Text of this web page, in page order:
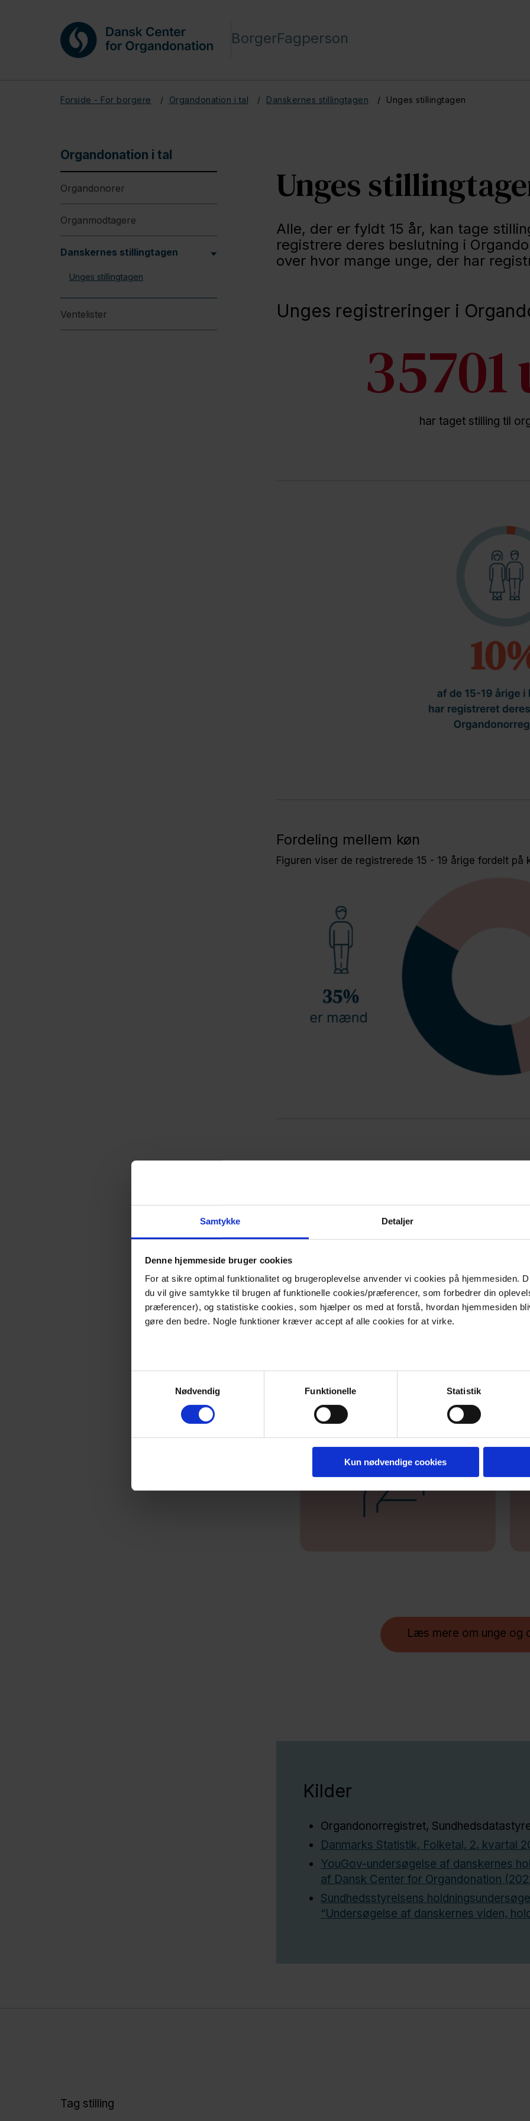
Samtykke Detaljer
Denne hjemmeside bruger cookies
For at sikre optimal funktionalitet og brugeroplevelse anvender vi cookies på hjemmesiden.
du vil give samtykke til brugen af funktionelle cookies/præferencer, som forbedrer din
præferencer), og statistiske cookies, som hjælper os med at forstå, hvordan hjemmesiden
gøre den bedre. Nogle funktioner kræver accept af alle cookies for at virke.
Nødvendig
Funktionelle Statistik
Kun nødvendige cookies
BorgerFagperson
Forside - For borgere Organdonation i tal Danskernes stillingtagen Unges stillingtagen
Organdonation i tal
Organdonorer
Organmodtagere
Danskernes stillingtagen
Unges stillingtagen
Ventelister
Unges
Alle, der er fyldt 15 år, kan tage
registrere deres beslutning i
over hvor mange unge, der har
Unges registreringer i
35701
har taget stilling til
Fordeling mellem køn
Figuren viser de registrerede 15 - 19 årige fordelt på
organdonation?
Organdonorregistret er:
Læs mere om unge og
Kilder
Organdonorregistret,
Danmarks Statistik, Folketal, 2. kvartal
YouGov-undersøgelse af danskernes
af Dansk Center for Organdonation
Sundhedsstyrelsens
“Undersøgelse af danskernes viden,
Tag stilling